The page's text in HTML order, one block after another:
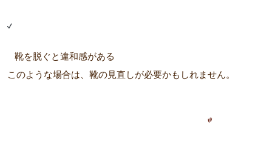
靴を脱ぐと違和感がある
このような場合は、靴の見直しが必要かもしれません。